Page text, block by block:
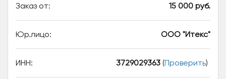
Заказ от: 15 000 руб.
Юр.лицо: ООО "Итекс"
ИНН: 3729029363 (Проверить)